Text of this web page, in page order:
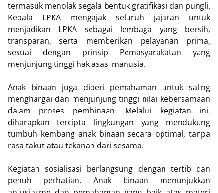
termasuk menolak segala bentuk gratifikasi dan pungli.
Kepala LPKA mengajak seluruh jajaran untuk
menjadikan LPKA sebagai lembaga yang bersih,
transparan, serta memberikan pelayanan prima,
sesuai dengan prinsip Pemasyarakatan yang
menjunjung tinggi hak asasi manusia.
Anak binaan juga diberi pemahaman untuk saling
menghargai dan menjunjung tinggi nilai kebersamaan
dalam proses pembinaan. Melalui kegiatan ini,
diharapkan tercipta lingkungan yang mendukung
tumbuh kembang anak binaan secara optimal, tanpa
rasa takut atau tekanan dari sesama.
Kegiatan sosialisasi berlangsung dengan tertib dan
penuh perhatian. Anak binaan menunjukkan